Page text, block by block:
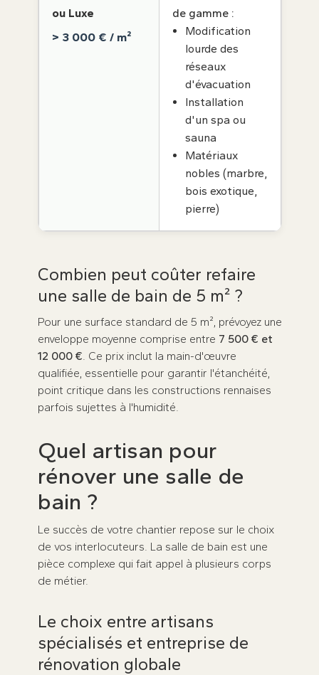
ou Luxe
> 3 000 € / m²
de gamme :
Modification
lourde des
réseaux
d'évacuation
Installation
d'un spa ou
sauna
Matériaux
nobles (marbre,
bois exotique,
pierre)
Combien peut coûter refaire
une salle de bain de 5 m² ?
Pour une surface standard de 5 m², prévoyez une
enveloppe moyenne comprise entre 7 500 € et
12 000 € . Ce prix inclut la main-d'œuvre
qualifiée, essentielle pour garantir l'étanchéité,
point critique dans les constructions rennaises
parfois sujettes à l'humidité.
Quel artisan pour
rénover une salle de
bain ?
Le succès de votre chantier repose sur le choix
de vos interlocuteurs. La salle de bain est une
pièce complexe qui fait appel à plusieurs corps
de métier.
Le choix entre artisans
spécialisés et entreprise de
rénovation globale